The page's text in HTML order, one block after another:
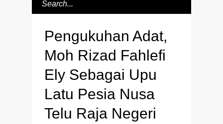
Pengukuhan Adat,
Moh Rizad Fahlefi
Ely Sebagai Upu
Latu Pesia Nusa
Telu Raja Negeri